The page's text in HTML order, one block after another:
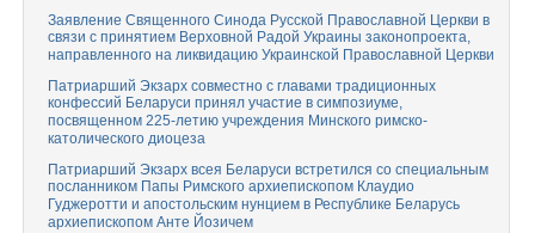
Заявление Священного Синода Русской Православной Церкви в
связи с принятием Верховной Радой Украины законопроекта,
направленного на ликвидацию Украинской Православной Церкви
Патриарший Экзарх совместно с главами традиционных
конфессий Беларуси принял участие в симпозиуме,
посвященном 225-летию учреждения Минского римско-
католического диоцеза
Патриарший Экзарх всея Беларуси встретился со специальным
посланником Папы Римского архиепископом Клаудио
Гуджеротти и апостольским нунцием в Республике Беларусь
архиепископом Анте Йозичем